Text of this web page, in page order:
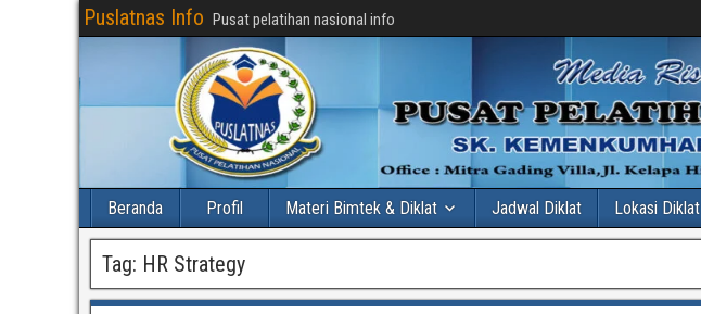
Puslatnas Info Pusat pelatihan nasional info
Beranda Profil Materi Bimtek & Diklat Jadwal Diklat Lokasi Diklat
Tag: HR Strategy